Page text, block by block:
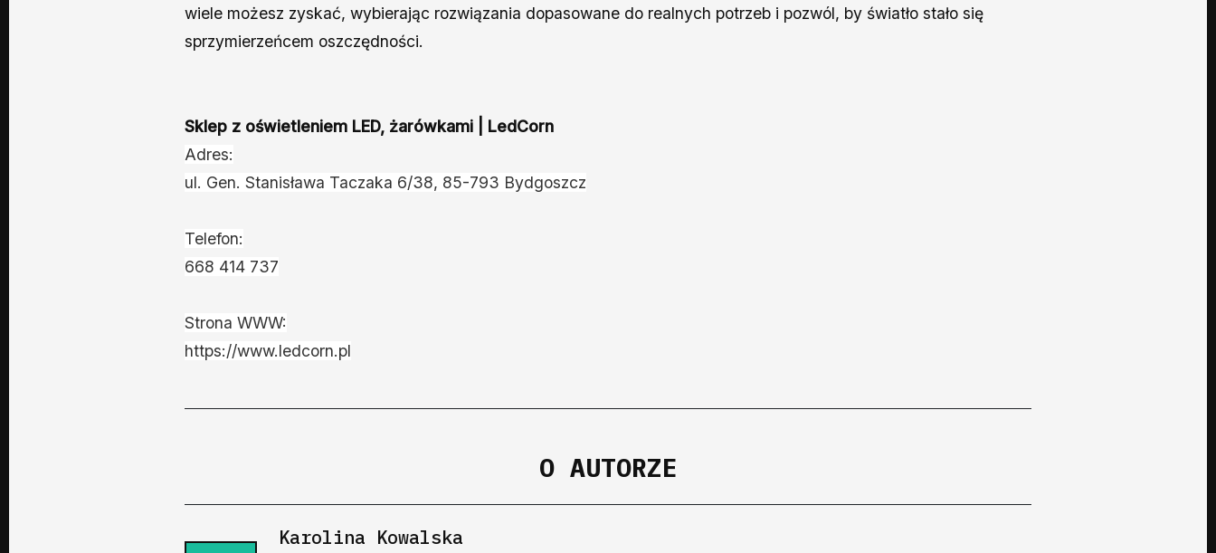
wiele możesz zyskać, wybierając rozwiązania dopasowane do realnych potrzeb i pozwól, by światło stało się
sprzymierzeńcem oszczędności.
Sklep z oświetleniem LED, żarówkami | LedCorn
Adres:
ul. Gen. Stanisława Taczaka 6/38, 85-793 Bydgoszcz
Telefon:
668 414 737
Strona WWW:
https://www.ledcorn.pl
O AUTORZE
Karolina Kowalska